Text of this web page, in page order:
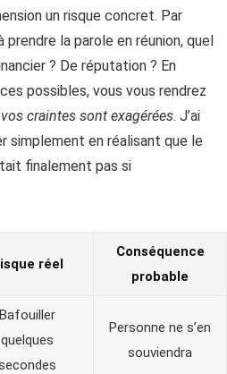
un risque concret. Par
la parole en réunion, quel
? De réputation ? En
possibles, vous vous rendrez
craintes sont exagérées. J’ai
simplement en réalisant que le
finalement pas si
réel
Conséquence
probable
Bafouiller
quelques
Personne ne s’en
souviendra